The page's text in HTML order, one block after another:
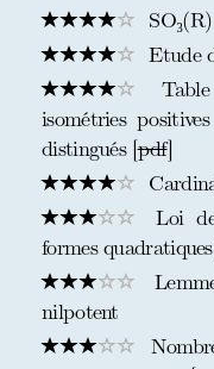
Etude
isométries
distingués [pdf]
Loi
formes
nilpotent